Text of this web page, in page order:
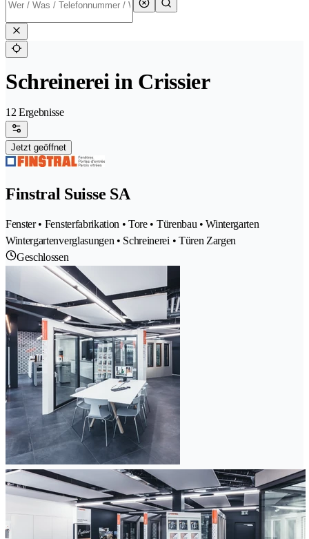
Schreinerei in Crissier
12 Ergebnisse
Jetzt geöffnet
Finstral Suisse SA
Fenster • Fensterfabrikation • Tore • Türenbau • Wintergarten
Wintergartenverglasungen • Schreinerei • Türen Zargen
Geschlossen